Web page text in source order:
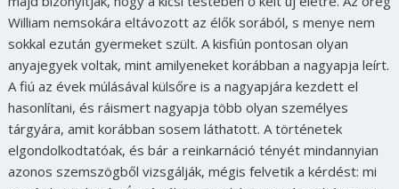
William nemsokára eltávozott az élők sorából, s menye nem
sokkal ezután gyermeket szült. A kisfiún pontosan olyan
anyajegyek voltak, mint amilyeneket korábban a nagyapja leírt.
A fiú az évek múlásával külsőre is a nagyapjára kezdett el
hasonlítani, és ráismert nagyapja több olyan személyes
tárgyára, amit korábban sosem láthatott. A történetek
elgondolkodtatóak, és bár a reinkarnáció tényét mindannyian
azonos szemszögből vizsgálják, mégis felvetik a kérdést: mi